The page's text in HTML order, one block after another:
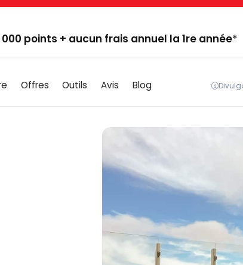
points + aucun frais annuel la 1re année*
Offres Outils Avis Blog